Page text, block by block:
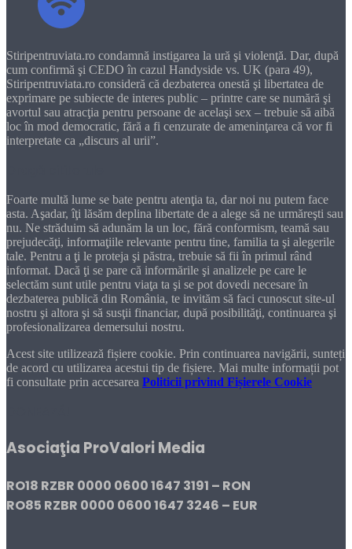
Stiripentruviata.ro condamnă instigarea la ură şi violenţă. Dar, după
cum confirmă şi CEDO în cazul Handyside vs. UK (para 49),
Stiripentruviata.ro consideră că dezbaterea onestă şi libertatea de
exprimare pe subiecte de interes public – printre care se numără şi
avortul sau atracţia pentru persoane de acelaşi sex – trebuie să aibă
loc în mod democratic, fără a fi cenzurate de ameninţarea că vor fi
interpretate ca „discurs al urii”.
Foarte multă lume se bate pentru atenţia ta, dar noi nu putem face
asta. Aşadar, îţi lăsăm deplina libertate de a alege să ne urmăreşti sau
nu. Ne străduim să adunăm la un loc, fără conformism, teamă sau
prejudecăţi, informaţiile relevante pentru tine, familia ta şi alegerile
tale. Pentru a ţi le proteja şi păstra, trebuie să fii în primul rând
informat. Dacă ţi se pare că informările şi analizele pe care le
selectăm sunt utile pentru viaţa ta şi se pot dovedi necesare în
dezbaterea publică din România, te invităm să faci cunoscut site-ul
nostru şi altora şi să susţii financiar, după posibilităţi, continuarea şi
profesionalizarea demersului nostru.
Acest site utilizează fișiere cookie. Prin continuarea navigării, sunteți
de acord cu utilizarea acestui tip de fișiere. Mai multe informații pot
fi consultate prin accesarea Politicii privind Fișierele Cookie
Asociaţia ProValori Media
RO18 RZBR 0000 0600 1647 3191 – RON
RO85 RZBR 0000 0600 1647 3246 – EUR